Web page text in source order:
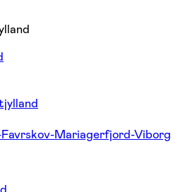
Favrskov-Mariagerfjord-Viborg